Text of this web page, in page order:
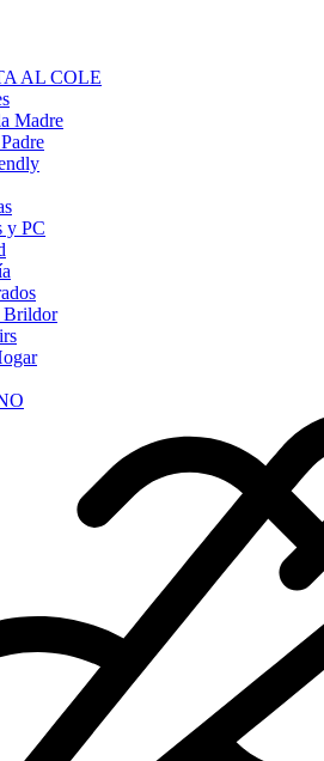
AL COLE
Madre
y PC
Brildor